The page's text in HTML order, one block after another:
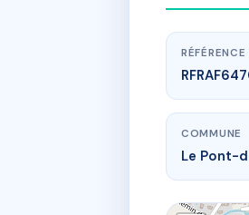
COMMUNE
Le Pont-